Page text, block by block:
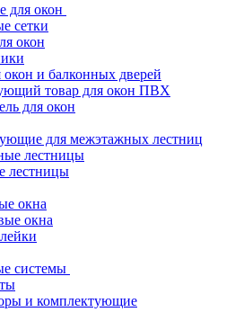
для окон
сетки
окон
окон и балконных дверей
товар для окон ПВХ
для окон
для межэтажных лестниц
лестницы
лестницы
окна
окна
системы
и комплектующие